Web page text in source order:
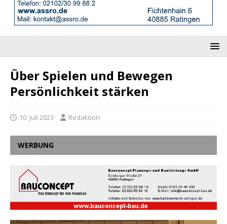
Über Spielen und Bewegen
Persönlichkeit stärken
10. Juli 2023 Redaktion
WERBUNG